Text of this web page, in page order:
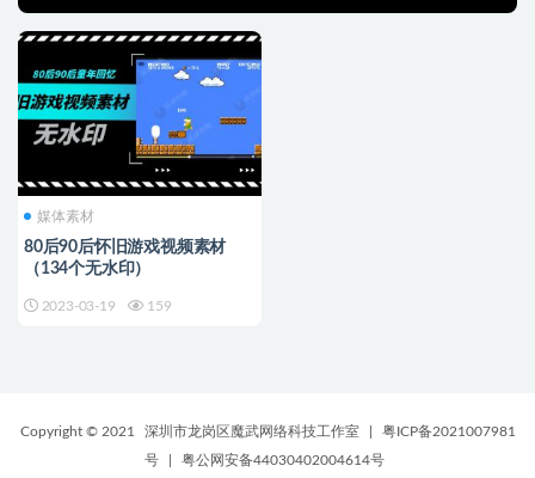
媒体素材
80后90后怀旧游戏视频素材
（134个无水印）
2023-03-19 159
Copyright © 2021 深圳市龙岗区魔武网络科技工作室
粤ICP备2021007981
号
粤公网安备44030402004614号